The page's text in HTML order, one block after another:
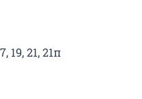
19, 21, 21п